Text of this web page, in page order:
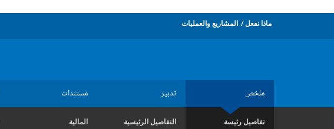
ماذا نفعل المشاريع والعمليات
ملخص تدبير مستندات
تفاصيل رئيسة التفاصيل الرئيسية المالية